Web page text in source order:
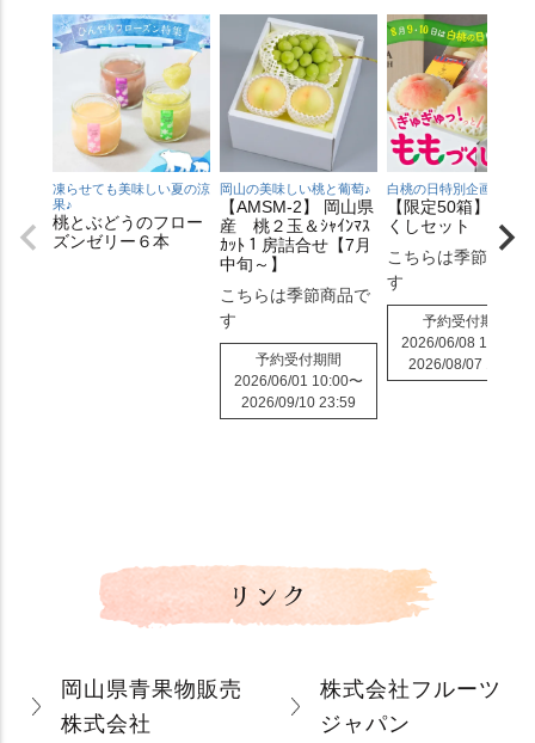
凍らせても美味しい夏の涼
果♪
桃とぶどうのフロー
ズンゼリー６本
岡山の美味しい桃と葡萄♪
【AMSM-2】 岡山県
産 桃２玉＆ｼｬｲﾝﾏｽ
ｶｯﾄ１房詰合せ【7月
中旬～】
こちらは季節商品で
す
予約受付期間
2026/06/01 10:00〜
2026/09/10 23:59
白桃の日特別企画♪
【限定50箱】もも
くしセット
こちらは季節商品
す
予約受付期間
2026/06/08 10:00
2026/08/07 10:00
リンク
岡山県青果物販売
株式会社
株式会社フルーツ
ジャパン